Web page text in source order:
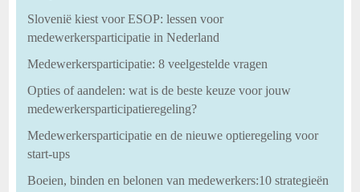
Slovenië kiest voor ESOP: lessen voor
medewerkersparticipatie in Nederland
Medewerkersparticipatie: 8 veelgestelde vragen
Opties of aandelen: wat is de beste keuze voor jouw
medewerkersparticipatieregeling?
Medewerkersparticipatie en de nieuwe optieregeling voor
start-ups
Boeien, binden en belonen van medewerkers:10 strategieën